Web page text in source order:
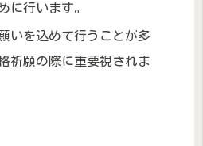
に行います。
いを込めて行うことが多
祈願の際に重要視されま